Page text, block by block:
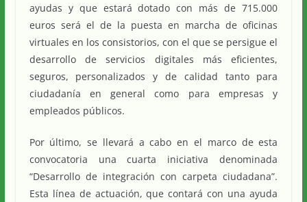
ayudas y que estará dotado con más de 715.000
euros será el de la puesta en marcha de oficinas
virtuales en los consistorios, con el que se persigue el
desarrollo de servicios digitales más eficientes,
seguros, personalizados y de calidad tanto para
ciudadanía en general como para empresas y
empleados públicos.
Por último, se llevará a cabo en el marco de esta
convocatoria una cuarta iniciativa denominada
“Desarrollo de integración con carpeta ciudadana”.
Esta línea de actuación, que contará con una ayuda